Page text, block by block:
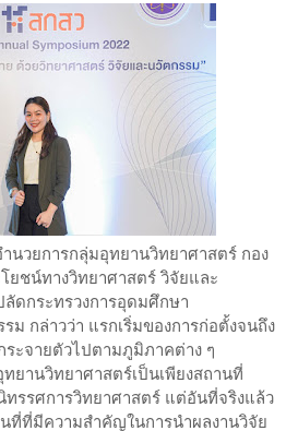
นวยการกลุ่มอุทยานวิทยาศาสตร์ กอง
ยชน์ทางวิทยาศาสตร์ วิจัยและ
ดกระทรวงการอุดมศึกษา
ม กล่าวว่า แรกเริ่มของการก่อตั้งจนถึง
ะจายตัวไปตามภูมิภาคต่าง ๆ
ยานวิทยาศาสตร์เป็นเพียงสถานที่
ทรรศการวิทยาศาสตร์ แต่อันที่จริงแล้ว
ที่ที่มีความสำคัญในการนำผลงานวิจัย